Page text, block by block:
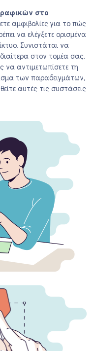
στο
αμφιβολίες για το πώς
να ελέγξετε ορισμένα
Συνιστάται να
στον τομέα σας.
να αντιμετωπίσετε τη
των παραδειγμάτων,
αυτές τις συστάσεις